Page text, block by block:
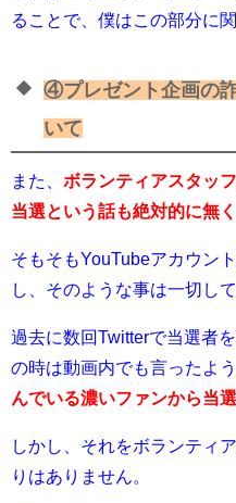
ることで、僕はこの部分に
④プレゼント企画の
いて
また、 ボランティアスタッ
当選という話も絶対的に無く
そもそもYouTubeアカウン
し、そのような事は一切し
過去に数回Twitterで当選者
の時は動画内でも言ったよう
んでいる濃いファンから当
しかし、それをボランティ
りはありません。